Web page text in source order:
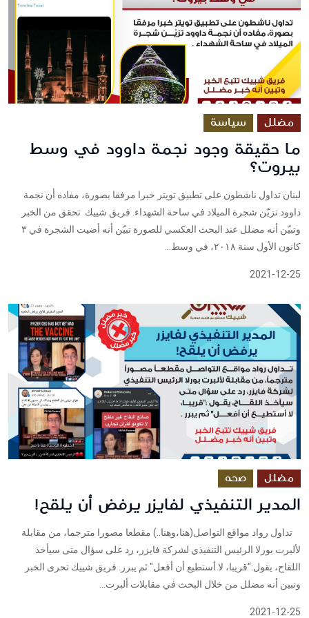
مضلل سياسة
ما حقيقة وجود نجمة داوود في وسط
بيروت؟
لبنان تداول ناشطون على تطبيق تويتر خبرا مرفقا بصورة، مفاده أن نجمة
داوود تزيّن شجرة الميلاد في ساحة الشهداء. فريق شييك تحقق من الخبر
وتبيّن أنه مضلل عند البحث العكسي للصورة تبيّن أنه أضيت الشجرة في ٣
كانون الأول سنة ٢٠١٨، في وسط...
2021-12-25
مضلل صحه
المدير التنفيذي لفايزر يرفض أن يلقح!
تداول رواد مواقع التواصل(هنا،وهنا..) مقطعا مصورا مترجما، من مقابلة
لألبرت بورلا الرئيس التنفيذي لشركة فايزر، رد على سؤال متى سيأخذ
اللقاح، يقول:"قريبا، لا أستطيع أن أفعل" ثم يبرر. فريق شييك تحرى الخبر
وتبين أنه مضلل من خلال البحث في مقابلات ألبرت...
2021-12-25